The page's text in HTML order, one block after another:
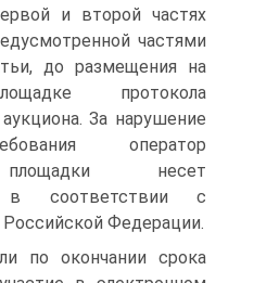
и второй частях
частями
до размещения на
протокола
За нарушение
оператор
несет
в соответствии с
Федерации.
по окончании срока